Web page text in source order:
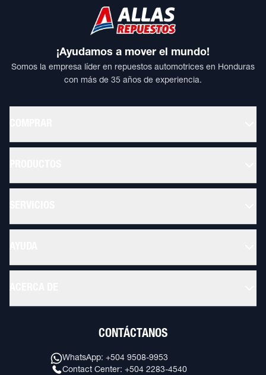
¡Ayudamos a mover el mundo!
Somos la empresa líder en repuestos automotrices en Honduras
con más de 35 años de experiencia.
CONTÁCTANOS
WhatsApp: +504 9508-9953
Contact Center: +504 2283-4540